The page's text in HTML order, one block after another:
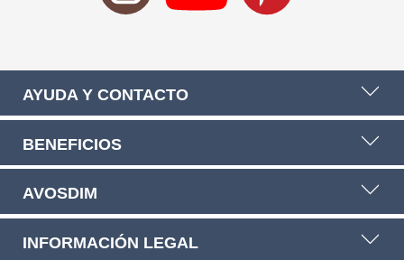
AYUDA Y CONTACTO
BENEFICIOS
AVOSDIM
INFORMACIÓN LEGAL